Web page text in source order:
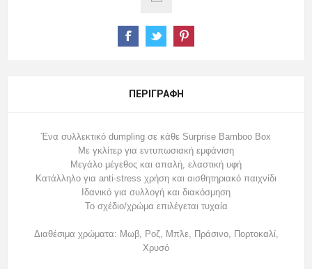
ΠΕΡΙΓΡΑΦΉ
Ένα συλλεκτικό dumpling σε κάθε Surprise Bamboo Box
Με γκλίτερ για εντυπωσιακή εμφάνιση
Μεγάλο μέγεθος και απαλή, ελαστική υφή
Κατάλληλο για anti-stress χρήση και αισθητηριακό παιχνίδι
Ιδανικό για συλλογή και διακόσμηση
Το σχέδιο/χρώμα επιλέγεται τυχαία
Διαθέσιμα χρώματα: Μωβ, Ροζ, Μπλε, Πράσινο, Πορτοκαλί,
Χρυσό